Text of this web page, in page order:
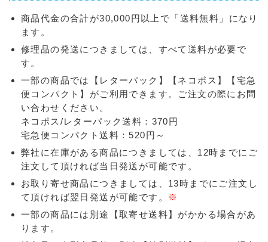
商品代金の合計が30,000円以上で「送料無料」になり
ます。
修理品の発送につきましては、すべて送料が必要で
す。
一部の商品では【レターパック】【ネコポス】【宅急
便コンパクト】がご利用できます。ご注文の際にお問
い合わせください。
ネコポス/レターパック送料：370円
宅急便コンパクト送料：520円～
弊社に在庫がある商品につきましては、12時までにご
注文して頂ければ当日発送が可能です。
お取り寄せ商品につきましては、13時までにご注文し
て頂ければ翌日発送が可能です。
※
一部の商品には別途【取寄せ送料】がかかる場合があ
ります。